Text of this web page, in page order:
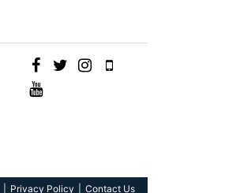
Privacy Policy Contact Us